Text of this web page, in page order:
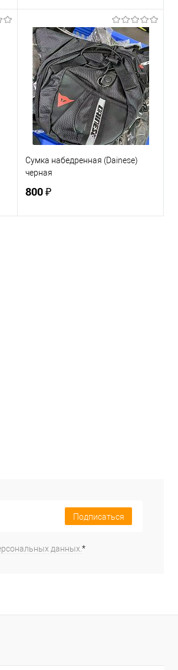
В корзину
Купить в 1 клик
К сравнению
В избранное
В наличии
Сумка набедренная (Dainese)
черная
800 ₽
Подписаться
данных. *